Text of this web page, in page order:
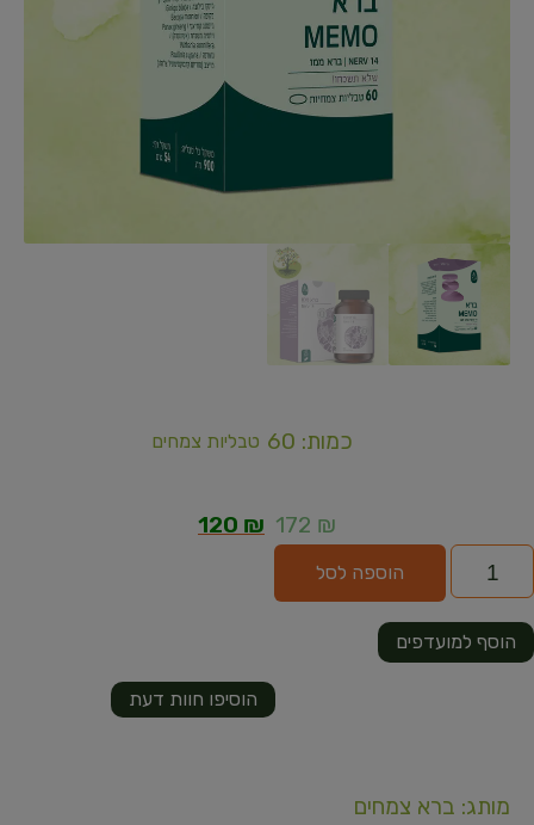
כמות: 60 טבליות צמחים
172 ₪
120 ₪
הוספה לסל
הוסיפו חוות דעת
הוסף למועדפים
מותג: ברא צמחים